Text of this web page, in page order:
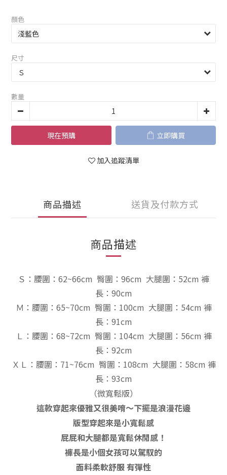
顏色
尺寸
數量
現在預購 立即購買
加入追蹤清單
商品描述 送貨及付款方式
商品描述
Ｓ： 腰圍：62~66cm 臀圍：96cm 大腿圍：52cm 褲
長：90cm
Ｍ： 腰圍：65~70cm 臀圍：100cm 大腿圍：54cm 褲
長：91cm
Ｌ： 腰圍：68~72cm 臀圍：104cm 大腿圍：56cm 褲
長：92cm
ＸＬ： 腰圍：71~76cm 臀圍：108cm 大腿圍：58cm 褲
長：93cm
（微寬鬆版）
這款穿起來優雅又很美唷～下擺是浪漫花邊
版型穿起來是小寬鬆感
屁屁和大腿都是寬鬆休閒感！
褲長是小個女孩可以駕馭的
面料柔軟舒服 有彈性